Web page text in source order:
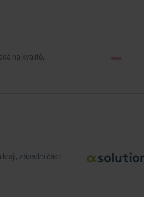
na kvalitě,
západní části